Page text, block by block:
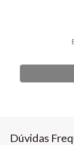
Dúvidas